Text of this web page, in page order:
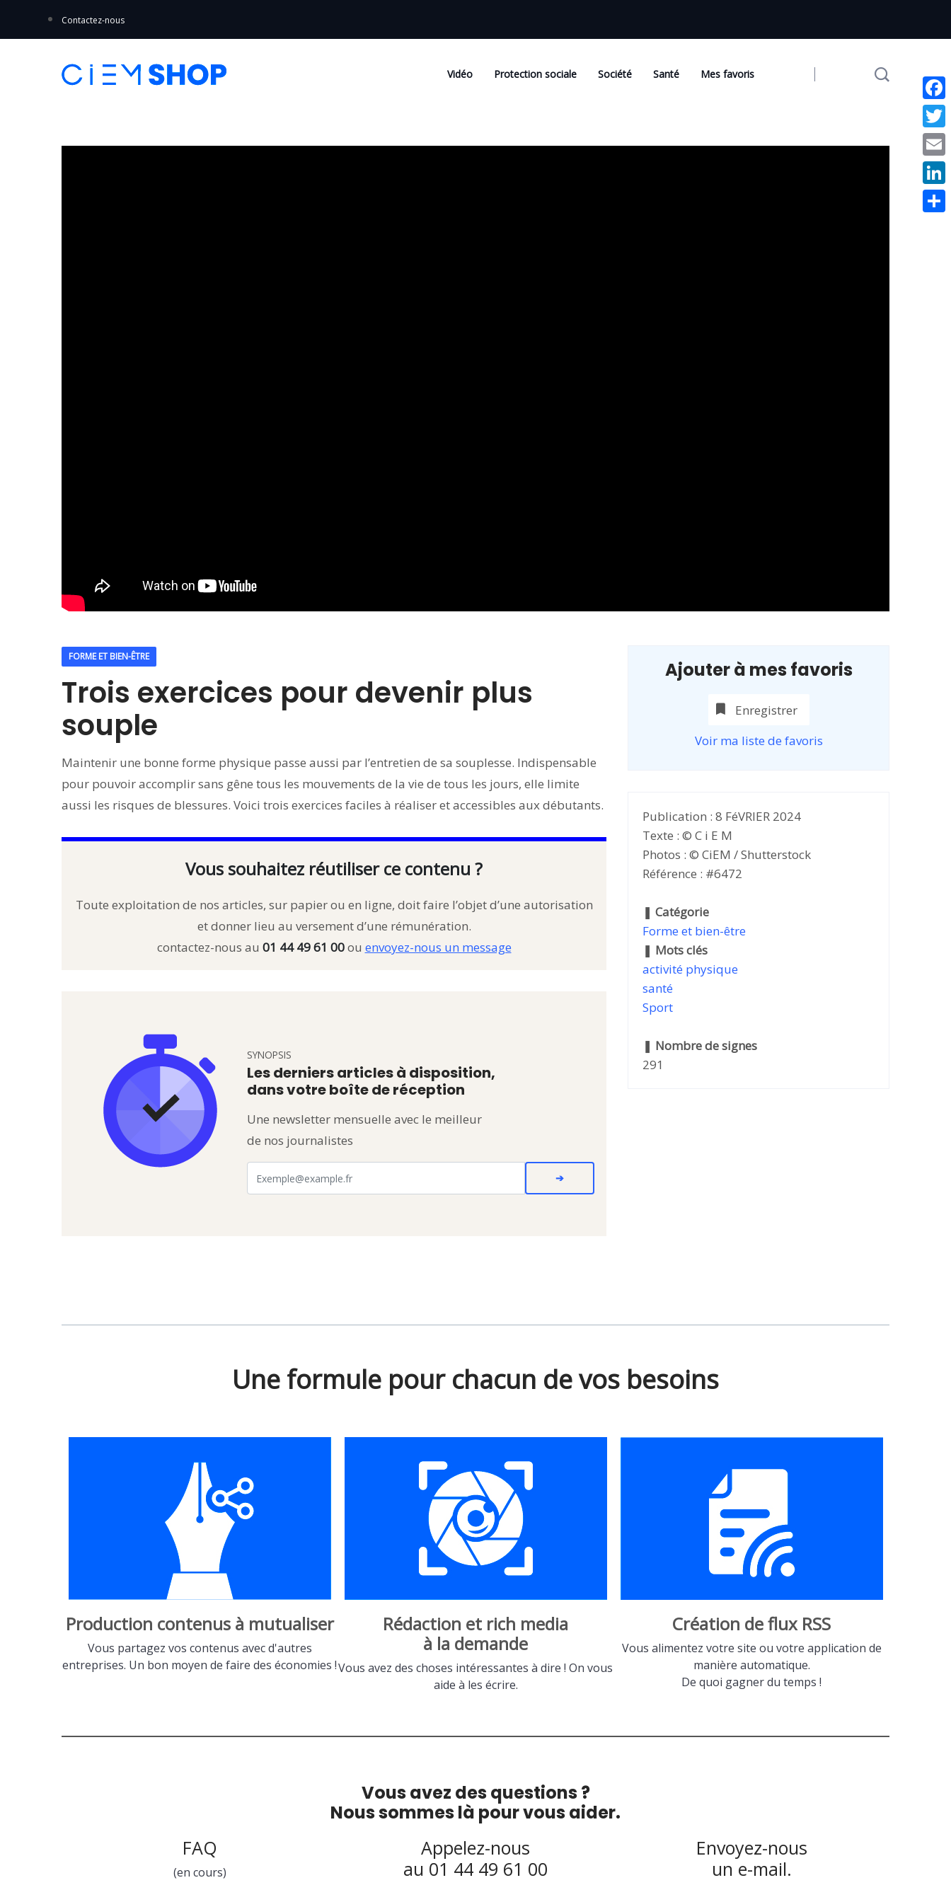
Contactez-nous
Vidéo Protection sociale Société Santé Mes favoris
Ajouter à mes favoris
Enregistrer
Voir ma liste de favoris
Publication : 8 FéVRIER 2024
Texte : © C i E M
Photos : © CiEM / Shutterstock
Référence : #6472
❚ Catégorie
Forme et bien-être
❚ Mots clés
activité physique
santé
Sport
❚ Nombre de signes
291
FORME ET BIEN-ÊTRE
Trois exercices pour devenir plus
souple
Maintenir une bonne forme physique passe aussi par l’entretien de sa souplesse. Indispensable
pour pouvoir accomplir sans gêne tous les mouvements de la vie de tous les jours, elle limite
aussi les risques de blessures. Voici trois exercices faciles à réaliser et accessibles aux débutants.
Vous souhaitez réutiliser ce contenu ?
Toute exploitation de nos articles, sur papier ou en ligne, doit faire l’objet d’une autorisation
et donner lieu au versement d’une rémunération.
contactez-nous au 01 44 49 61 00ou envoyez-nous un message
SYNOPSIS
Les derniers articles à disposition,
dans votre boîte de réception
Une newsletter mensuelle avec le meilleur
de nos journalistes
Une formule pour chacun de vos besoins
Production contenus à mutualiser
Vous partagez vos contenus avec d'autres
entreprises. Un bon moyen de faire des économies !
Rédaction et rich media
à la demande
Vous avez des choses intéressantes à dire ! On vous
aide à les écrire.
Création de flux RSS
Vous alimentez votre site ou votre application de
manière automatique.
De quoi gagner du temps !
Vous avez des questions ?
Nous sommes là pour vous aider.
FAQ
(en cours)
Appelez-nous
au 01 44 49 61 00
Envoyez-nous
un e-mail.
Twitter
Email